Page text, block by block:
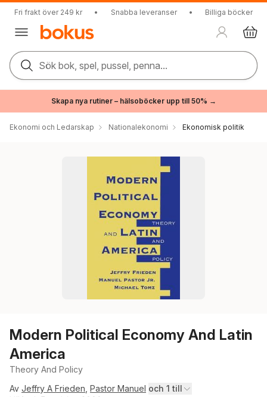
Fri frakt över 249 kr • Snabba leveranser • Billiga böcker
Sök bok, spel, pussel, penna...
Skapa nya rutiner – hälsoböcker upp till 50% →
Ekonomi och Ledarskap Nationalekonomi Ekonomisk politik
Modern Political Economy And Latin
America
Theory And Policy
Av Jeffry A Frieden Pastor Manuel och 1 till